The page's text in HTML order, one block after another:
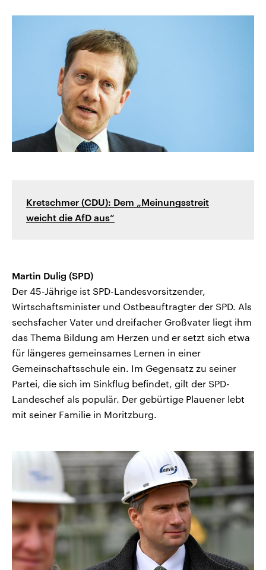
Kretschmer (CDU): Dem „Meinungsstreit
weicht die AfD aus“
Martin Dulig (SPD)
Der 45-Jährige ist SPD-Landesvorsitzender,
Wirtschaftsminister und Ostbeauftragter der SPD. Als
sechsfacher Vater und dreifacher Großvater liegt ihm
das Thema Bildung am Herzen und er setzt sich etwa
für längeres gemeinsames Lernen in einer
Gemeinschaftsschule ein. Im Gegensatz zu seiner
Partei, die sich im Sinkflug befindet, gilt der SPD-
Landeschef als populär. Der gebürtige Plauener lebt
mit seiner Familie in Moritzburg.